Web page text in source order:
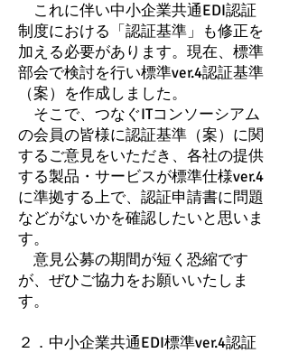
これに伴い中小企業共通EDI認証
制度における「認証基準」も修正を
加える必要があります。現在、標準
部会で検討を行い標準ver.4認証基準
（案）を作成しました。
そこで、つなぐITコンソーシアム
の会員の皆様に認証基準（案）に関
するご意見をいただき、各社の提供
する製品・サービスが標準仕様ver.4
に準拠する上で、認証申請書に問題
などがないかを確認したいと思いま
す。
意見公募の期間が短く恐縮です
が、ぜひご協力をお願いいたしま
す。
２．中小企業共通EDI標準ver.4認証